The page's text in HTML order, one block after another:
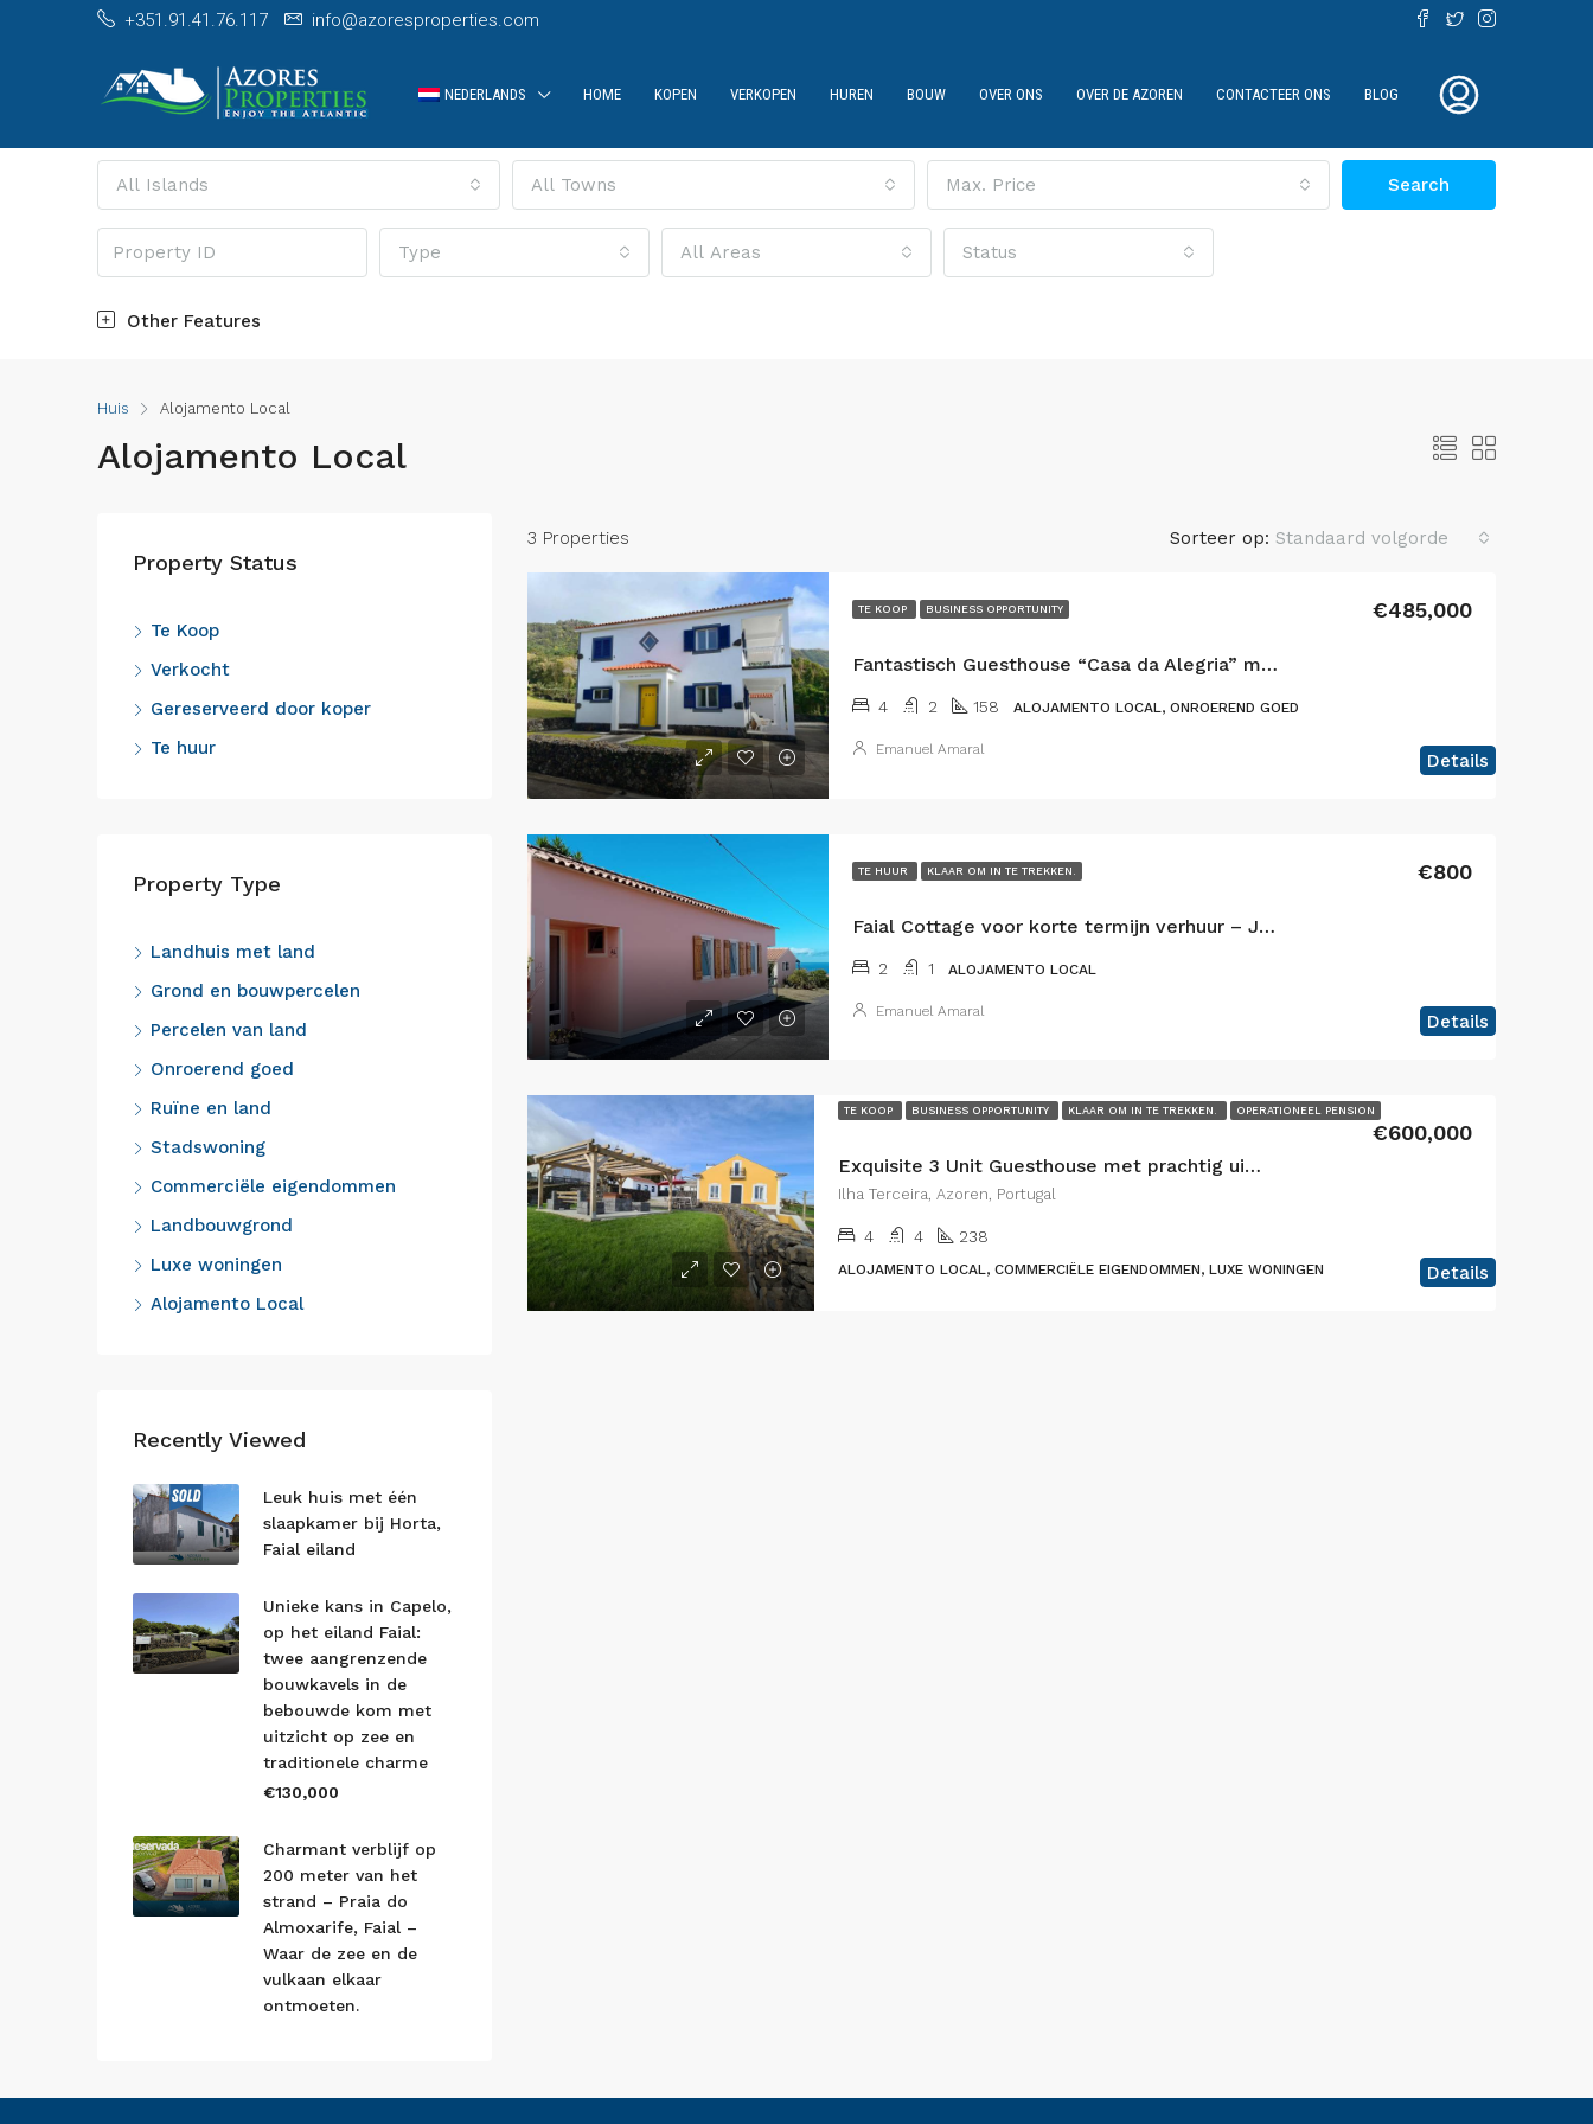
+351.91.41.76.117 info@azoresproperties.com
NEDERLANDS HOME KOPEN VERKOPEN HUREN BOUW OVER ONS OVER DE AZOREN CONTACTEER ONS BLOG
All Islands All Towns Max. Price Search
Type All Areas Status
Other Features
Huis Alojamento Local
Alojamento Local
3 Properties Sorteer op: Standaard volgorde
TE KOOP BUSINESS OPPORTUNITY
Fantastisch Guesthouse “Casa da Alegria” met prachtig uitzicht gelegen in Varadouro, Faial Eiland
€485,000
4 2 158 ALOJAMENTO LOCAL, ONROEREND GOED
Details
Emanuel Amaral
TE HUUR KLAAR OM IN TE TREKKEN.
Faial Cottage voor korte termijn verhuur – Je rustige thuis op het eiland Faial, Azoren
€800
2 1 ALOJAMENTO LOCAL
Details
Emanuel Amaral
TE KOOP BUSINESS OPPORTUNITY KLAAR OM IN TE TREKKEN. OPERATIONEEL PENSION
Exquisite 3 Unit Guesthouse met prachtig uitzicht gelegen in Lajes, eiland Terceira
€600,000
Ilha Terceira, Azoren, Portugal
4 4 238
ALOJAMENTO LOCAL, COMMERCIËLE EIGENDOMMEN, LUXE WONINGEN Details
Property Status
Te Koop
Verkocht
Gereserveerd door koper
Te huur
Property Type
Landhuis met land
Grond en bouwpercelen
Percelen van land
Onroerend goed
Ruïne en land
Stadswoning
Commerciële eigendommen
Landbouwgrond
Luxe woningen
Alojamento Local
Recently Viewed
Leuk huis met één
slaapkamer bij Horta,
Faial eiland
Unieke kans in Capelo,
op het eiland Faial:
twee aangrenzende
bouwkavels in de
bebouwde kom met
uitzicht op zee en
traditionele charme
€130,000
Charmant verblijf op
200 meter van het
strand – Praia do
Almoxarife, Faial –
Waar de zee en de
vulkaan elkaar
ontmoeten.